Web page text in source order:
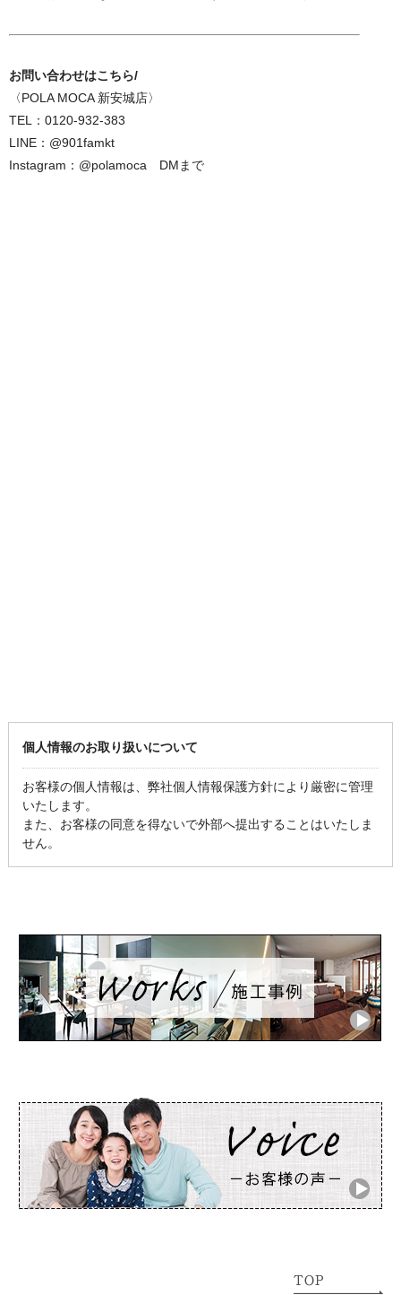
お問い合わせはこちら/
〈POLA MOCA 新安城店〉
TEL：0120-932-383
LINE：@901famkt
Instagram：@polamoca DMまで
個人情報のお取り扱いについて
お客様の個人情報は、弊社個人情報保護方針により厳密に管理
いたします。
また、お客様の同意を得ないで外部へ提出することはいたしま
せん。